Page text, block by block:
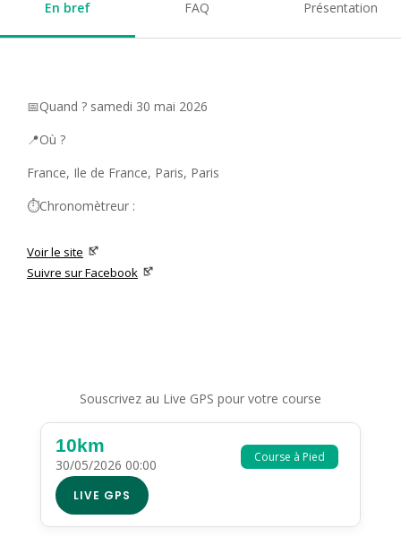
En bref FAQ Présentation
📅Quand ? samedi 30 mai 2026
📍Où ?
France, Ile de France, Paris, Paris
⏱️Chronomètreur :
Voir le site
Suivre sur Facebook
Souscrivez au Live GPS pour votre course
Course à Pied
10km
30/05/2026 00:00
LIVE GPS